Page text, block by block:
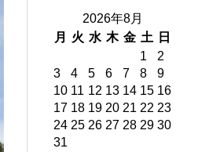
2026年8月
月
火 水 木 金 土 日
1
2
3
4 5 6 7 8
9
10 11 12 13 14 15 16
17 18 19 20 21 22 23
24 25 26 27 28 29 30
31